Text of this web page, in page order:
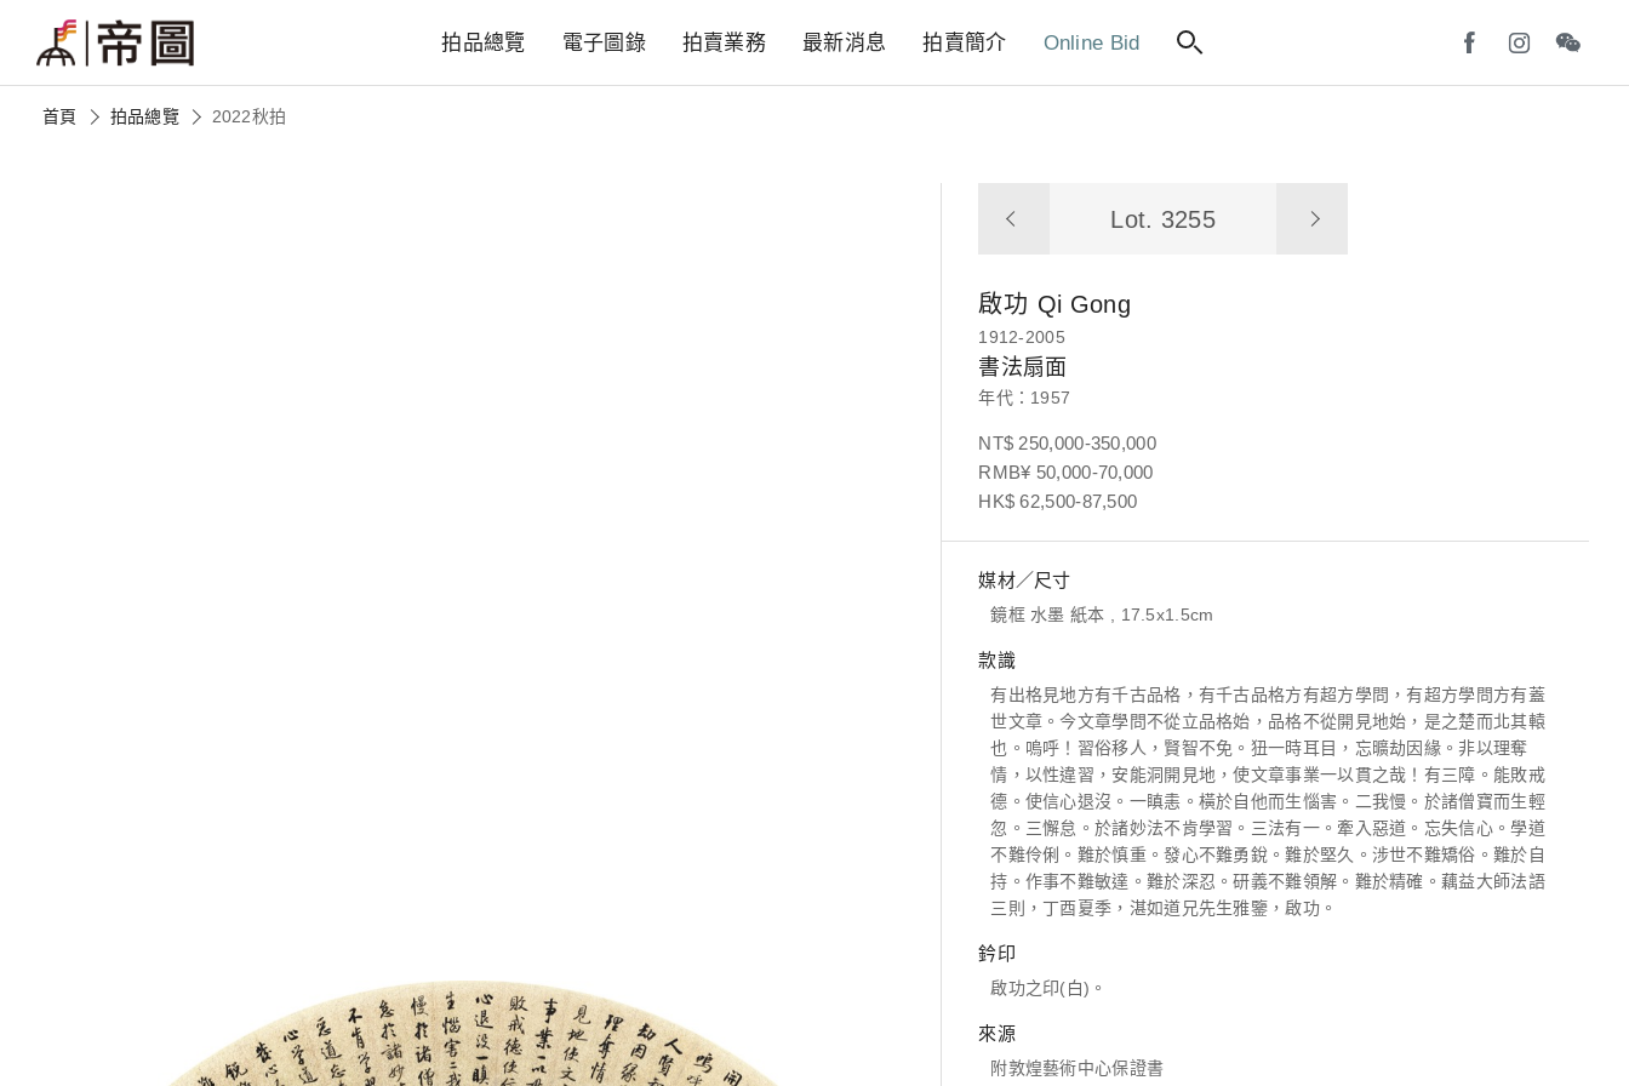
拍品總覽 電子圖錄 拍賣業務 最新消息 拍賣簡介 Online Bid
首頁 拍品總覽 2022秋拍
Lot. 3255
啟功 Qi Gong
1912-2005
書法扇面
年代：1957
NT$ 250,000-350,000
RMB¥ 50,000-70,000
HK$ 62,500-87,500
媒材／尺寸
鏡框 水墨 紙本 , 17.5x1.5cm
款識
有出格見地方有千古品格，有千古品格方有超方學問，有超方學問方有蓋
世文章。今文章學問不從立品格始，品格不從開見地始，是之楚而北其轅
也。嗚呼！習俗移人，賢智不免。狃一時耳目，忘曠劫因緣。非以理奪
情，以性違習，安能洞開見地，使文章事業一以貫之哉！有三障。能敗戒
德。使信心退沒。一瞋恚。橫於自他而生惱害。二我慢。於諸僧寶而生輕
忽。三懈怠。於諸妙法不肯學習。三法有一。牽入惡道。忘失信心。學道
不難伶俐。難於慎重。發心不難勇銳。難於堅久。涉世不難矯俗。難於自
持。作事不難敏達。難於深忍。研義不難領解。難於精確。藕益大師法語
三則，丁酉夏季，湛如道兄先生雅鑒，啟功。
鈐印
啟功之印(白)。
來源
附敦煌藝術中心保證書